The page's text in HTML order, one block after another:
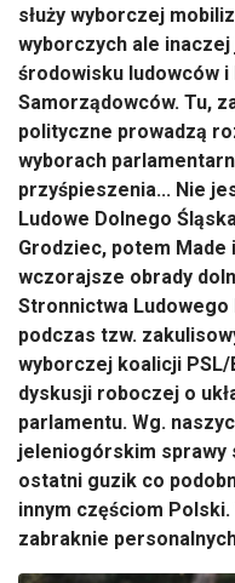
służy wyborczej
wyborczych ale
środowisku ludowców i
Samorządowców. Tu,
polityczne prowadzą
wyborach
przyśpieszenia... Nie
Ludowe Dolnego
Grodziec, potem Made
wczorajsze obrady
Stronnictwa Ludowego
podczas tzw.
wyborczej koalicji
dyskusji roboczej o
parlamentu. Wg.
jeleniogórskim sprawy
ostatni guzik co
innym częściom
zabraknie